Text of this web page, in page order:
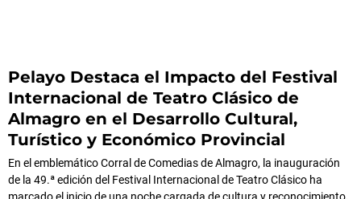
Pelayo Destaca el Impacto del Festival
Internacional de Teatro Clásico de
Almagro en el Desarrollo Cultural,
Turístico y Económico Provincial
En el emblemático Corral de Comedias de Almagro, la inauguración
de la 49.ª edición del Festival Internacional de Teatro Clásico ha